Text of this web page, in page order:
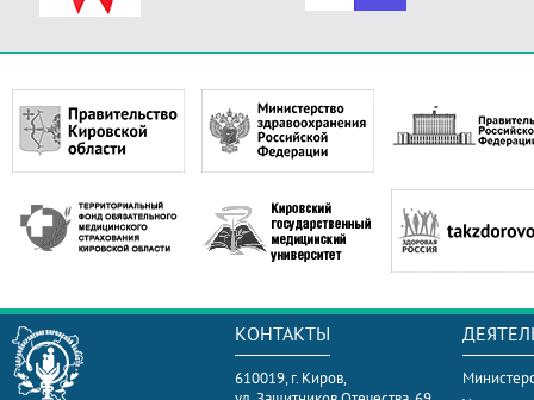
КОНТАКТЫ
610019, г. Киров,